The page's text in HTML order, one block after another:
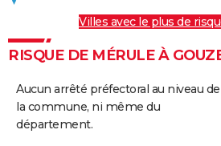
Villes avec le plus de
RISQUE DE MÉRULE À
Aucun arrêté préfectoral au niveau de
la commune, ni même du
département.